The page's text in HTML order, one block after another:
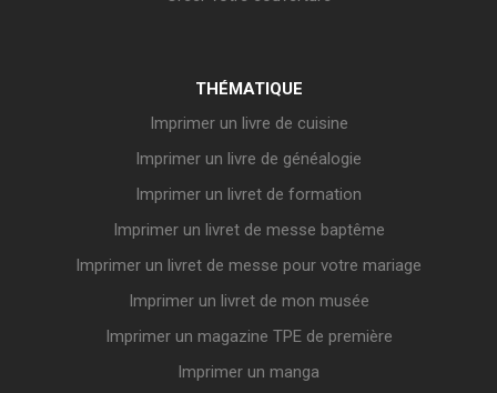
THÉMATIQUE
Imprimer un livre de cuisine
Imprimer un livre de généalogie
Imprimer un livret de formation
Imprimer un livret de messe baptême
Imprimer un livret de messe pour votre mariage
Imprimer un livret de mon musée
Imprimer un magazine TPE de première
Imprimer un manga